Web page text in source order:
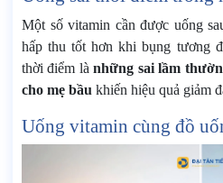
Một số vitamin cần được uống
hấp thu tốt hơn khi bụng tương
thời điểm lànhững sai lầm
cho mẹ bầu khiến hiệu quả giảm
Uống vitamin cùng đồ